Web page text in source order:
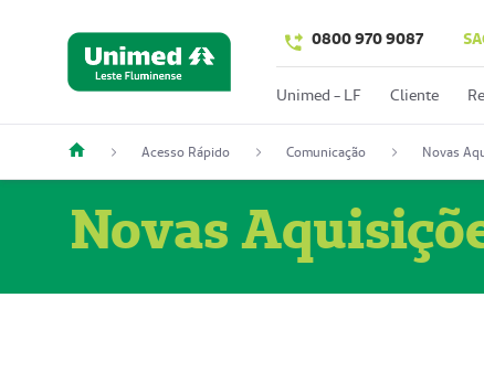
0800 970 9087
Unimed - LF Cliente
Acesso Rápido Comunicação Novas
Novas